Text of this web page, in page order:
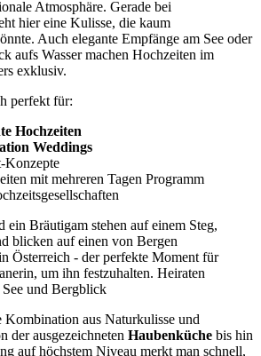
Atmosphäre. Gerade bei
hier eine Kulisse, die kaum
Auch elegante Empfänge am See oder
aufs Wasser machen Hochzeiten im
exklusiv.
perfekt für:
Hochzeiten
Weddings
Konzepte
mit mehreren Tagen Programm
Kombination aus Naturkulisse und
der ausgezeichneten Haubenküche bis hin
auf höchstem Niveau merkt man schnell,